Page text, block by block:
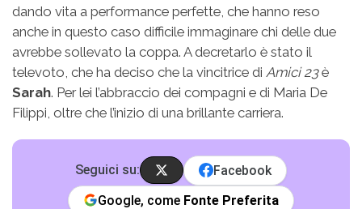
dando vita a performance perfette, che hanno reso
anche in questo caso difficile immaginare chi delle due
avrebbe sollevato la coppa. A decretarlo è stato il
televoto, che ha deciso che la vincitrice di Amici 23è
Sarah. Per lei l’abbraccio dei compagni e di Maria De
Filippi, oltre che l’inizio di una brillante carriera.
Seguici su:
Facebook
Google, come Fonte Preferita